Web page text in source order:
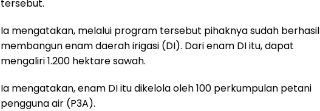
tersebut.
Ia mengatakan, melalui program tersebut pihaknya sudah berhasil
membangun enam daerah irigasi (DI). Dari enam DI itu, dapat
mengaliri 1.200 hektare sawah.
Ia mengatakan, enam DI itu dikelola oleh 100 perkumpulan petani
pengguna air (P3A).